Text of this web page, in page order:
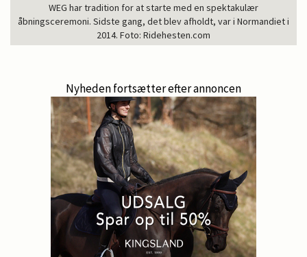
WEG har tradition for at starte med en spektakulær
åbningsceremoni. Sidste gang, det blev afholdt, var i Normandiet i
2014. Foto: Ridehesten.com
Nyheden fortsætter efter annoncen